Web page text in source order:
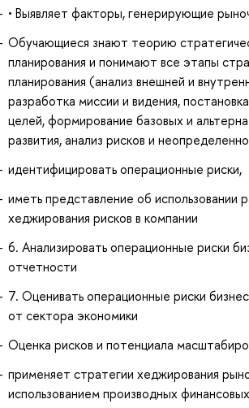
• Выявляет факторы, генерирующие
Обучающиеся знают теорию
планирования и понимают все этапы
планирования (анализ внешней и
разработка миссии и видения,
целей, формирование базовых и
развития, анализ рисков и
идентифицировать операционные риски,
иметь представление об использовании
хеджирования рисков в компании
6. Анализировать операционные риски
отчетности
7. Оценивать операционные риски
от сектора экономики
Оценка рисков и потенциала
применяет стратегии хеджирования
использованием производных